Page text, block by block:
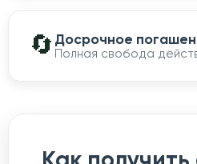
🔄 Досрочное
Полная свобода